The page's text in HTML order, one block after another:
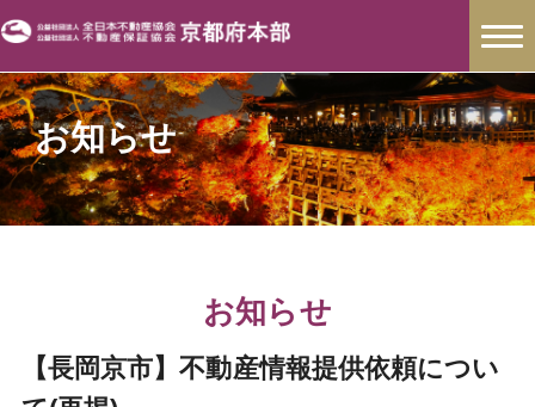
お知らせ
お知らせ
【長岡京市】不動産情報提供依頼につい